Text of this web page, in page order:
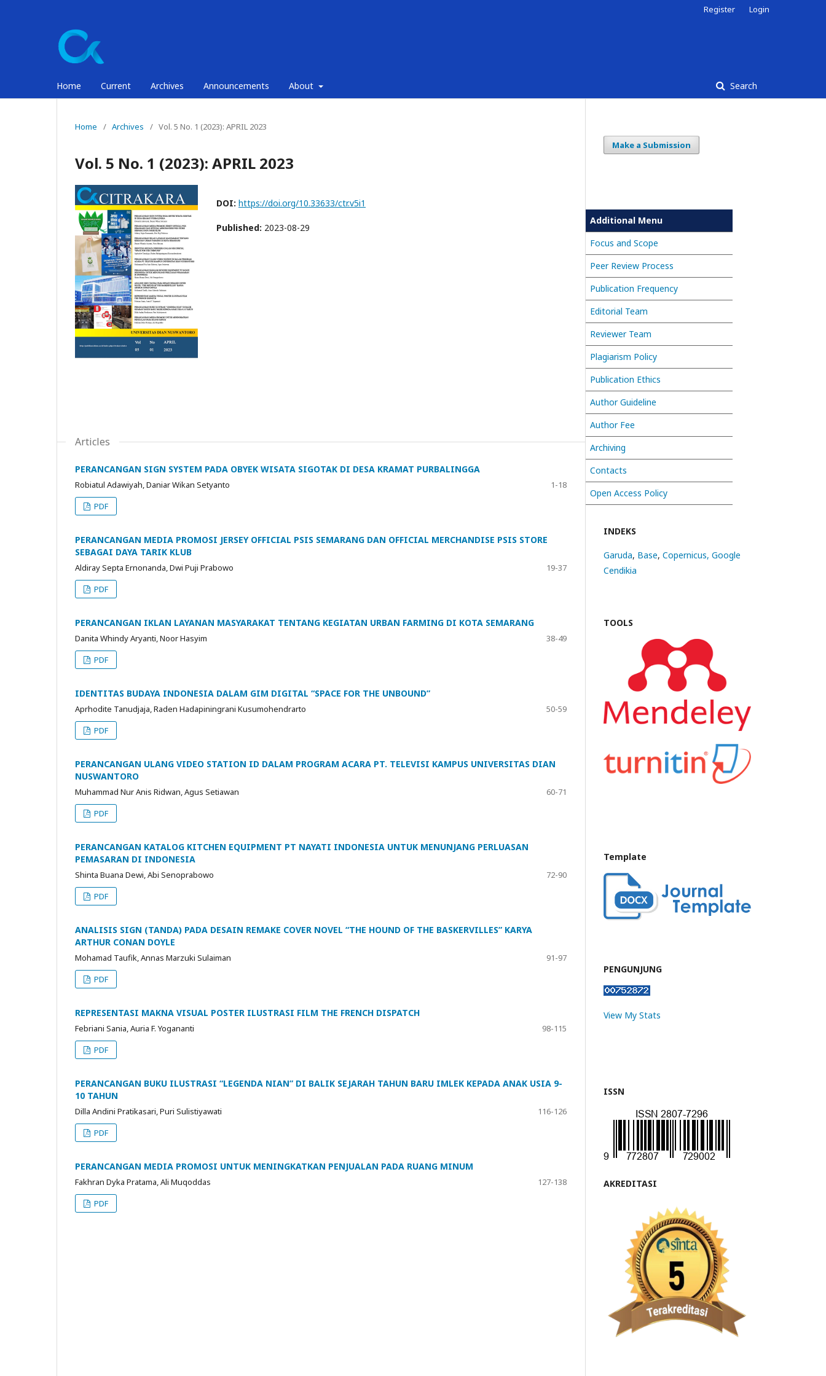
Home Current Archives Announcements About Search
Register Login
Home / Archives / Vol. 5 No. 1 (2023): APRIL 2023
Vol. 5 No. 1 (2023): APRIL 2023
DOI: https://doi.org/10.33633/ctr.v5i1
Published: 2023-08-29
Articles
PERANCANGAN SIGN SYSTEM PADA OBYEK WISATA SIGOTAK DI DESA KRAMAT PURBALINGGA
Robiatul Adawiyah, Daniar Wikan Setyanto
1-18
PDF
PERANCANGAN MEDIA PROMOSI JERSEY OFFICIAL PSIS SEMARANG DAN OFFICIAL MERCHANDISE PSIS STORE
SEBAGAI DAYA TARIK KLUB
Aldiray Septa Ernonanda, Dwi Puji Prabowo
19-37
PDF
PERANCANGAN IKLAN LAYANAN MASYARAKAT TENTANG KEGIATAN URBAN FARMING DI KOTA SEMARANG
Danita Whindy Aryanti, Noor Hasyim
38-49
PDF
IDENTITAS BUDAYA INDONESIA DALAM GIM DIGITAL “SPACE FOR THE UNBOUND”
Aprhodite Tanudjaja, Raden Hadapiningrani Kusumohendrarto
50-59
PDF
PERANCANGAN ULANG VIDEO STATION ID DALAM PROGRAM ACARA PT. TELEVISI KAMPUS UNIVERSITAS DIAN
NUSWANTORO
Muhammad Nur Anis Ridwan, Agus Setiawan
60-71
PDF
PERANCANGAN KATALOG KITCHEN EQUIPMENT PT NAYATI INDONESIA UNTUK MENUNJANG PERLUASAN
PEMASARAN DI INDONESIA
Shinta Buana Dewi, Abi Senoprabowo
72-90
PDF
ANALISIS SIGN (TANDA) PADA DESAIN REMAKE COVER NOVEL “THE HOUND OF THE BASKERVILLES” KARYA
ARTHUR CONAN DOYLE
Mohamad Taufik, Annas Marzuki Sulaiman
91-97
PDF
REPRESENTASI MAKNA VISUAL POSTER ILUSTRASI FILM THE FRENCH DISPATCH
Febriani Sania, Auria F. Yogananti
98-115
PDF
PERANCANGAN BUKU ILUSTRASI “LEGENDA NIAN” DI BALIK SEJARAH TAHUN BARU IMLEK KEPADA ANAK USIA 9-
10 TAHUN
Dilla Andini Pratikasari, Puri Sulistiyawati
116-126
PDF
PERANCANGAN MEDIA PROMOSI UNTUK MENINGKATKAN PENJUALAN PADA RUANG MINUM
Fakhran Dyka Pratama, Ali Muqoddas
127-138
PDF
Make a Submission
Additional Menu
Focus and Scope
Peer Review Process
Publication Frequency
Editorial Team
Reviewer Team
Plagiarism Policy
Publication Ethics
Author Guideline
Author Fee
Archiving
Contacts
Open Access Policy
INDEKS
Garuda, Base, Copernicus, Google
Cendikia
TOOLS
Template
PENGUNJUNG
View My Stats
ISSN
AKREDITASI